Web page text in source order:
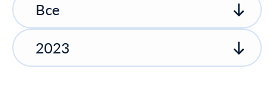
Все
2023